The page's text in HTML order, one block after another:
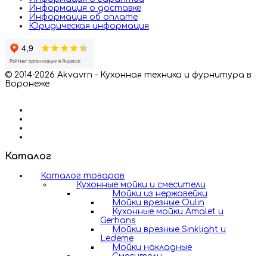
Информация о доставке
Информация об оплате
Юридическая информация
© 2014-2026 Akvavrn - Кухонная техника и фурнитура в
Воронеже
Каталог
Каталог товаров
Кухонные мойки и смесители
Мойки из нержавейки
Мойки врезные Oulin
Кухонные мойки Amalet и
Gerhans
Мойки врезные Sinklight и
Ledeme
Мойки накладные